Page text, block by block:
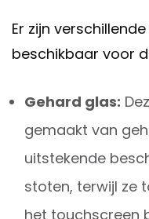
Er zijn
beschikbaar voor
Gehard glas:
gemaakt van
uitstekende
stoten, terwijl ze
het touchscreen